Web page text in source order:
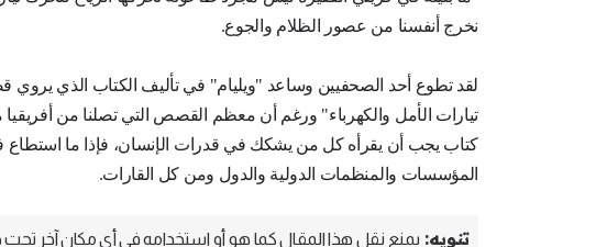
نخرج أنفسنا من عصور الظلام والجوع.
لقد تطوع أحد الصحفيين وساعد "ويليام" في تأليف الكتاب الذي يروي
تيارات الأمل والكهرباء" ورغم أن معظم القصص التي تصلنا من أفريقيا
كتاب يجب أن يقرأه كل من يشكك في قدرات الإنسان، فإذا ما استطاع
المؤسسات والمنظمات الدولية والدول ومن كل القارات.
تنويه: يمنع نقل هذا المقال كما هو أو استخدامه في أي مكان آخر تحت